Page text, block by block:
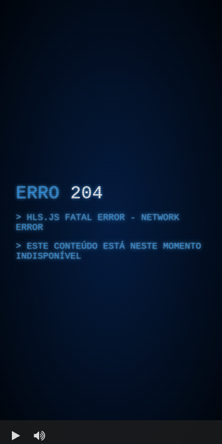
ERRO 204
HLS.JS FATAL ERROR - NETWORK
ERROR
ESTE CONTEÚDO ESTÁ NESTE MOMENTO
INDISPONÍVEL